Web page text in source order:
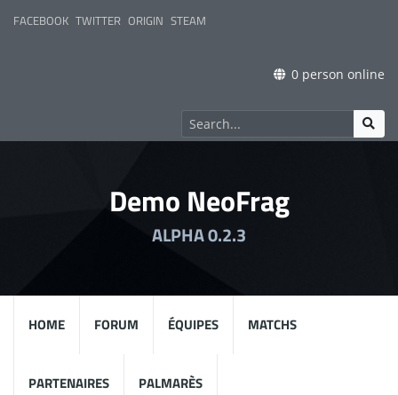
FACEBOOK TWITTER ORIGIN STEAM
0 person online
Demo NeoFrag
ALPHA 0.2.3
HOME FORUM ÉQUIPES MATCHS
PARTENAIRES PALMARÈS